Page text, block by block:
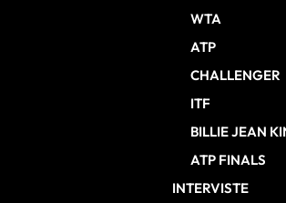
WTA
ATP
CHALLENGER
ITF
BILLIE JEAN
ATP FINALS
INTERVISTE